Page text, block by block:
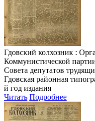
Гдовский колхозник :
Коммунистической
Совета депутатов
Гдовская районная
й год издания
Читать Подробнее